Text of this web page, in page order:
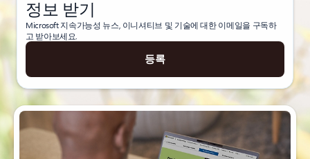
정보 받기
Microsoft 지속가능성 뉴스, 이니셔티브 및 기술에 대한 이메일을 구독하
고 받아보세요.
등록